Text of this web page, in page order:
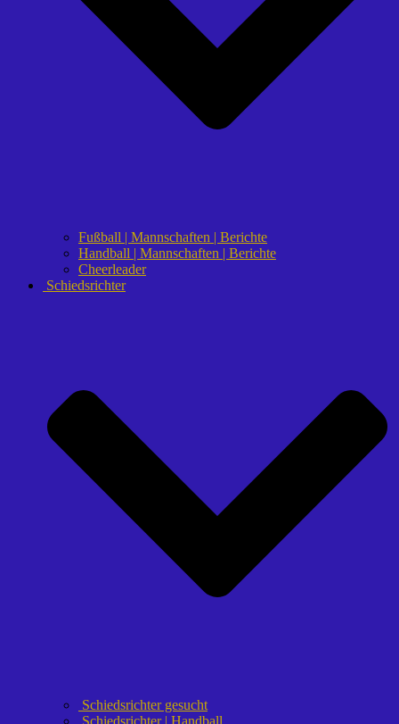
Fußball | Mannschaften | Berichte
Handball | Mannschaften | Berichte
Cheerleader
Schiedsrichter
Schiedsrichter gesucht
Schiedsrichter | Handball